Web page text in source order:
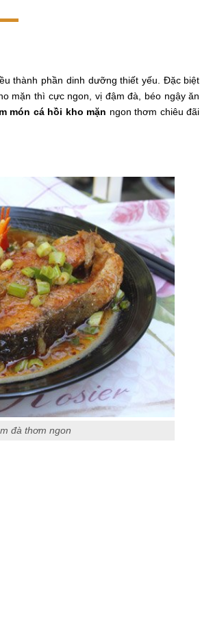
thành phần dinh dưỡng thiết yếu. Đặc biệt
mặn thì cực ngon, vị đậm đà, béo ngậy ăn
món cá hồi kho mặn ngon thơm chiêu đãi
đà thơm ngon